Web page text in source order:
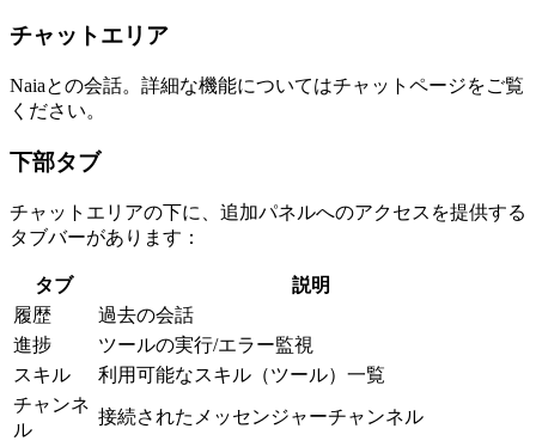
チャットエリア
Naiaとの会話。詳細な機能についてはチャットページをご覧
ください。
下部タブ
チャットエリアの下に、追加パネルへのアクセスを提供する
タブバーがあります：
タブ
説明
履歴
過去の会話
進捗
ツールの実行/エラー監視
スキル
利用可能なスキル（ツール）一覧
チャンネ
ル
接続されたメッセンジャーチャンネル